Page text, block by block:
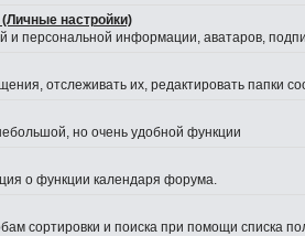
настройки)
и персональной информации, аватаров,
отслеживать их, редактировать папки
но очень удобной функции
о функции календаря форума.
сортировки и поиска при помощи списка